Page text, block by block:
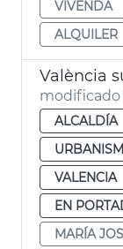
VIVENDA
ALQUILER
modificado
ALCALDÍA
VALENCIA
EN
MARÍA